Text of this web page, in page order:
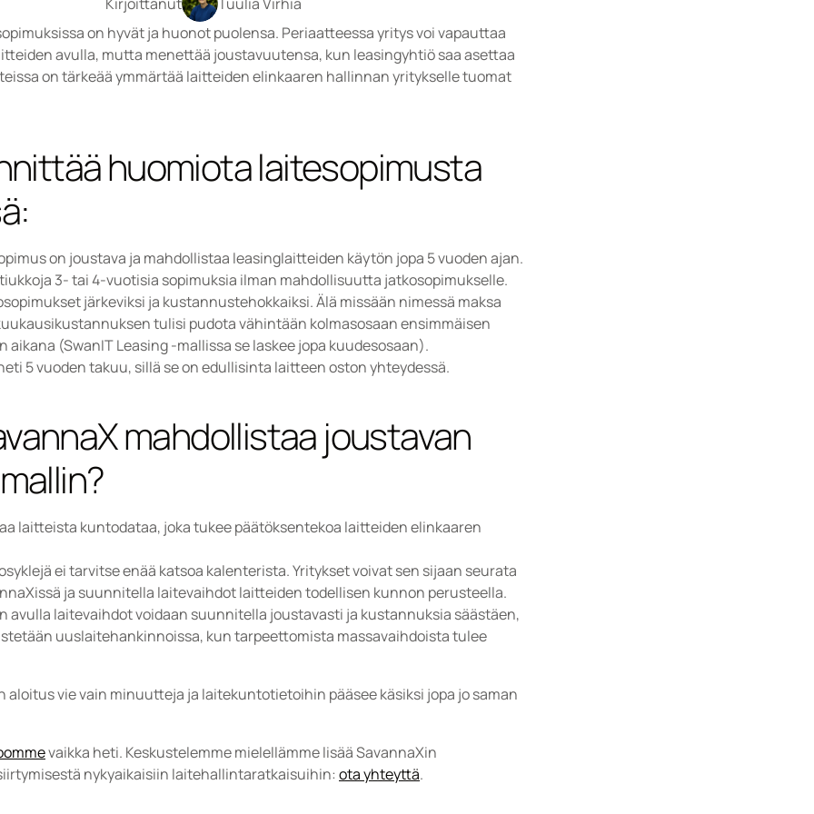
on hyvät ja huonot puolensa. Periaatteessa yritys voi vapauttaa
avulla, mutta menettää joustavuutensa, kun leasingyhtiö saa asettaa
on tärkeää ymmärtää laitteiden elinkaaren hallinnan yritykselle tuomat
huomiota laitesopimusta
on joustava ja mahdollistaa leasinglaitteiden käytön jopa 5 vuoden ajan.
3- tai 4-vuotisia sopimuksia ilman mahdollisuutta jatkosopimukselle.
järkeviksi ja kustannustehokkaiksi. Älä missään nimessä maksa
tulisi pudota vähintään kolmasosaan ensimmäisen
aikana (SwanIT Leasing -mallissa se laskee jopa kuudesosaan).
5 vuoden takuu, sillä se on edullisinta laitteen oston yhteydessä.
mahdollistaa joustavan
laitteista kuntodataa, joka tukee päätöksentekoa laitteiden elinkaaren
ei tarvitse enää katsoa kalenterista. Yritykset voivat sen sijaan seurata
ja suunnitella laitevaihdot laitteiden todellisen kunnon perusteella.
avulla laitevaihdot voidaan suunnitella joustavasti ja kustannuksia säästäen,
uuslaitehankinnoissa, kun tarpeettomista massavaihdoista tulee
aloitus vie vain minuutteja ja laitekuntotietoihin pääsee käsiksi jopa jo saman
vaikka heti. Keskustelemme mielellämme lisää SavannaXin
nykyaikaisiin laitehallintaratkaisuihin: ota yhteyttä.